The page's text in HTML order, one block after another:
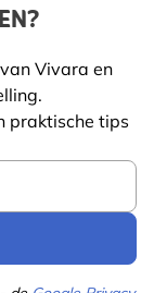
Vivara en
praktische tips